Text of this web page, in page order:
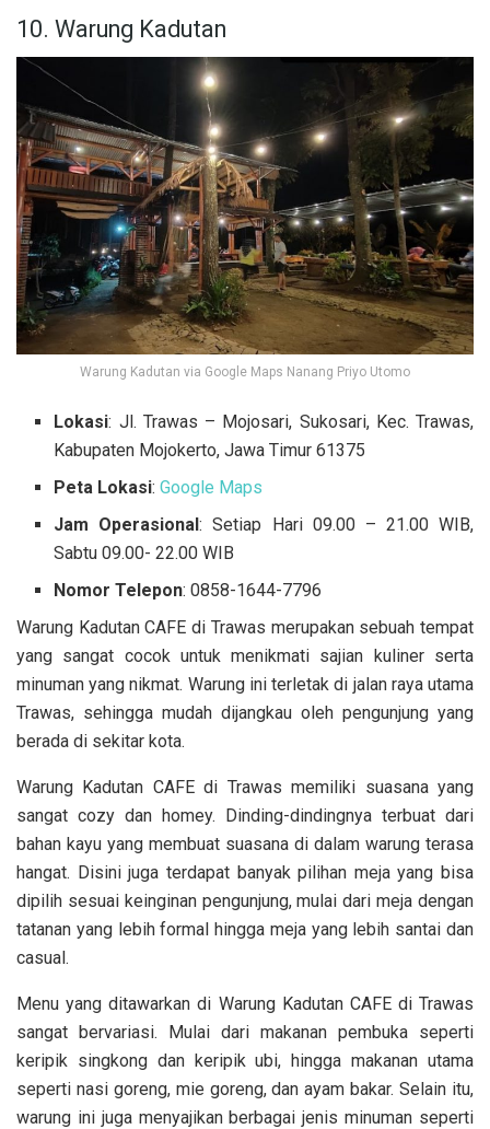
10. Warung Kadutan
Warung Kadutan via Google Maps Nanang Priyo Utomo
Lokasi: Jl. Trawas – Mojosari, Sukosari, Kec. Trawas,
Kabupaten Mojokerto, Jawa Timur 61375
Peta Lokasi:Google Maps
Jam Operasional: Setiap Hari 09.00 – 21.00 WIB,
Sabtu 09.00- 22.00 WIB
Nomor Telepon:0858-1644-7796
Warung Kadutan CAFE di Trawas merupakan sebuah tempat
yang sangat cocok untuk menikmati sajian kuliner serta
minuman yang nikmat. Warung ini terletak di jalan raya utama
Trawas, sehingga mudah dijangkau oleh pengunjung yang
berada di sekitar kota.
Warung Kadutan CAFE di Trawas memiliki suasana yang
sangat cozy dan homey. Dinding-dindingnya terbuat dari
bahan kayu yang membuat suasana di dalam warung terasa
hangat. Disini juga terdapat banyak pilihan meja yang bisa
dipilih sesuai keinginan pengunjung, mulai dari meja dengan
tatanan yang lebih formal hingga meja yang lebih santai dan
casual.
Menu yang ditawarkan di Warung Kadutan CAFE di Trawas
sangat bervariasi. Mulai dari makanan pembuka seperti
keripik singkong dan keripik ubi, hingga makanan utama
seperti nasi goreng, mie goreng, dan ayam bakar. Selain itu,
warung ini juga menyajikan berbagai jenis minuman seperti